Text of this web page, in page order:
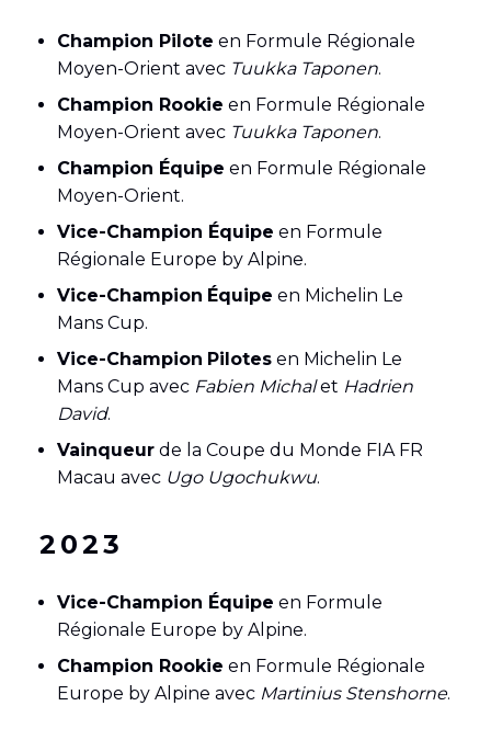
Champion Pilote en Formule Régionale
Moyen-Orient avec Tuukka Taponen.
Champion Rookie en Formule Régionale
Moyen-Orient avec Tuukka Taponen.
Champion Équipe en Formule Régionale
Moyen-Orient.
Vice-Champion Équipe en Formule
Régionale Europe by Alpine.
Vice-Champion Équipe en Michelin Le
Mans Cup.
Vice-Champion Pilotesen Michelin Le
Mans Cup avec Fabien Michalet Hadrien
David.
Vainqueurde la Coupe du Monde FIA FR
Macau avec Ugo Ugochukwu.
2023
Vice-Champion Équipe en Formule
Régionale Europe by Alpine.
Champion Rookie en Formule Régionale
Europe by Alpine avec Martinius Stenshorne.